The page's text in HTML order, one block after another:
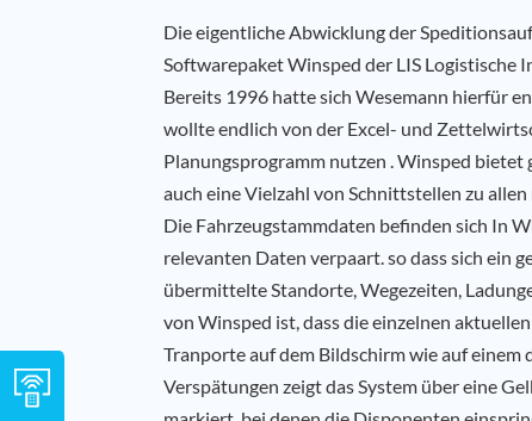
Die eigentliche Abwicklung der
Softwarepaket Winsped der LIS Logistische
Bereits 1996 hatte sich Wesemann hierfür
wollte endlich von der Excel- und
Planungsprogramm nutzen . Winsped bietet
auch eine Vielzahl von Schnittstellen zu allen
Die Fahrzeugstammdaten befinden sich In
relevanten Daten verpaart. so dass sich ein
übermittelte Standorte, Wegezeiten,
von Winsped ist, dass die einzelnen
Tranporte auf dem Bildschirm wie auf
Verspätungen zeigt das System über eine